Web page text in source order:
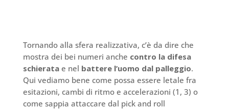
Tornando alla sfera realizzativa, c’è da dire che
mostra dei bei numeri anche contro la difesa
schierata e nel battere l’uomo dal palleggio.
Qui vediamo bene come possa essere letale fra
esitazioni, cambi di ritmo e accelerazioni (1, 3) o
come sappia attaccare dal pick and roll